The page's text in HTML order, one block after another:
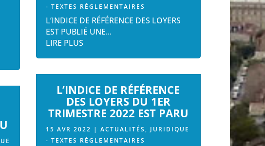
- TEXTES RÉGLEMENTAIRES
L’INDICE DE RÉFÉRENCE DES LOYERS
EST PUBLIÉ UNE...
LIRE PLUS
L’INDICE DE RÉFÉRENCE
DES LOYERS DU 1ER
TRIMESTRE 2022 EST PARU
15 AVR 2022 | ACTUALITÉS , JURIDIQUE
- TEXTES RÉGLEMENTAIRES